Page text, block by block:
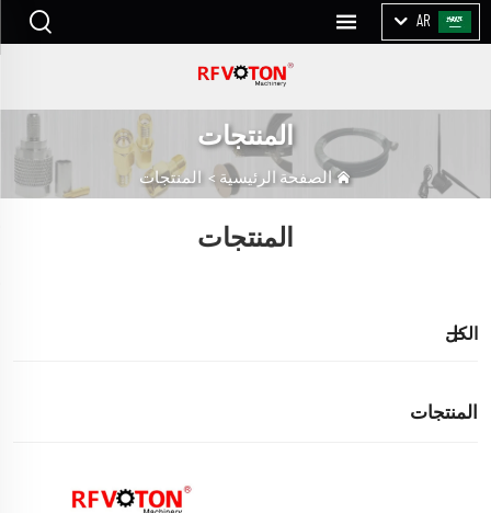
AR
المنتجات
الصفحة الرئيسية > المنتجات
المنتجات
الكل
المنتجات